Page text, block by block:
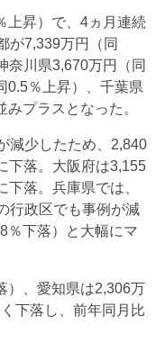
昇）で、4ヵ月連続
が7,339万円（同
奈川県3,670万円（同
0.5％上昇）、千葉県
プラスとなった。
減少したため、2,840
下落。大阪府は3,155
落。兵庫県では、
行政区でも事例が減
％下落）と大幅にマ
、愛知県は2,306万
下落し、前年同月比